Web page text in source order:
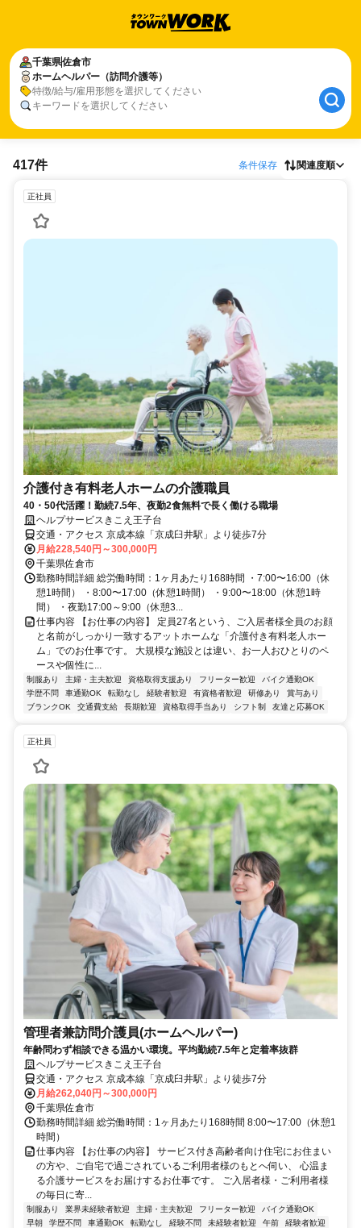
千葉県佐倉市
ホームヘルパー（訪問介護等）
特徴/給与/雇用形態を選択してください
キーワードを選択してください
417件 条件保存 関連度順
正社員
介護付き有料老人ホームの介護職員
40・50代活躍！勤続7.5年、夜勤2食無料で長く働ける職場
ヘルプサービスきこえ王子台
交通・アクセス 京成本線「京成臼井駅」より徒歩7分
月給228,540円～300,000円
千葉県佐倉市
勤務時間詳細 総労働時間：1ヶ月あたり168時間 ・7:00〜16:00（休
憩1時間） ・8:00〜17:00（休憩1時間） ・9:00〜18:00（休憩1時
間） ・夜勤17:00～9:00（休憩3...
仕事内容 【お仕事の内容】 定員27名という、ご入居者様全員のお顔
と名前がしっかり一致するアットホームな「介護付き有料老人ホー
ム」でのお仕事です。 大規模な施設とは違い、お一人おひとりのペ
ースや個性に...
制服あり 主婦・主夫歓迎 資格取得支援あり フリーター歓迎
バイク通勤OK
学歴不問
車通勤OK 転勤なし 経験者歓迎 有資格者歓迎 研修あり
賞与あり
ブランクOK
交通費支給 長期歓迎 資格取得手当あり シフト制 友達と応募OK
正社員
管理者兼訪問介護員(ホームヘルパー)
年齢問わず相談できる温かい環境。平均勤続7.5年と定着率抜群
ヘルプサービスきこえ王子台
交通・アクセス 京成本線「京成臼井駅」より徒歩7分
月給262,040円～300,000円
千葉県佐倉市
勤務時間詳細 総労働時間：1ヶ月あたり168時間 8:00〜17:00（休憩1
時間）
仕事内容 【お仕事の内容】 サービス付き高齢者向け住宅にお住まい
の方や、ご自宅で過ごされているご利用者様のもとへ伺い、 心温ま
る介護サービスをお届けするお仕事です。 ご入居者様・ご利用者様
の毎日に寄...
制服あり 業界未経験者歓迎 主婦・主夫歓迎 フリーター歓迎
バイク通勤OK
早朝
学歴不問 車通勤OK 転勤なし 経験不問 未経験者歓迎 午前
経験者歓迎